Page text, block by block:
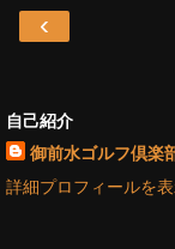
‹
自己紹介
御前水ゴルフ倶楽
詳細プロフィールを